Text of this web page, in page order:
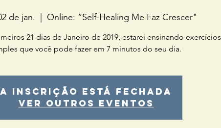
de jan. Online: “Self-Healing Me Faz Crescer"
21 dias de Janeiro de 2019, estarei ensinando exercícios
que você pode fazer em 7 minutos do seu dia.
A inscrição está fechada
Ver outros eventos